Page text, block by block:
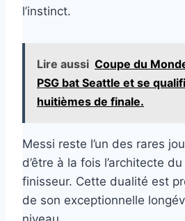
l’instinct.
Lire aussi Coupe du
PSG bat Seattle et se
huitièmes de finale.
Messi reste l’un des rares
d’être à la fois l’architecte
finisseur. Cette dualité est
de son exceptionnelle